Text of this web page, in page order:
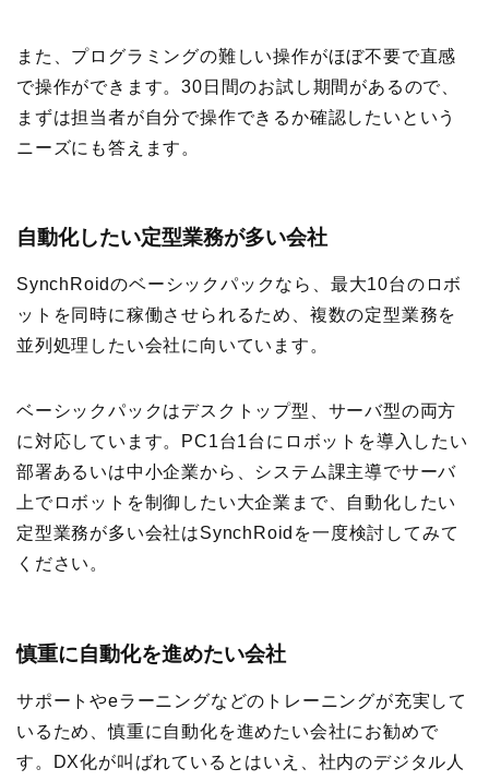
また、プログラミングの難しい操作がほぼ不要で直感
で操作ができます。30日間のお試し期間があるので、
まずは担当者が自分で操作できるか確認したいという
ニーズにも答えます。
自動化したい定型業務が多い会社
SynchRoidのベーシックパックなら、最大10台のロボ
ットを同時に稼働させられるため、複数の定型業務を
並列処理したい会社に向いています。
ベーシックパックはデスクトップ型、サーバ型の両方
に対応しています。PC1台1台にロボットを導入したい
部署あるいは中小企業から、システム課主導でサーバ
上でロボットを制御したい大企業まで、自動化したい
定型業務が多い会社はSynchRoidを一度検討してみて
ください。
慎重に自動化を進めたい会社
サポートやeラーニングなどのトレーニングが充実して
いるため、慎重に自動化を進めたい会社にお勧めで
す。DX化が叫ばれているとはいえ、社内のデジタル人